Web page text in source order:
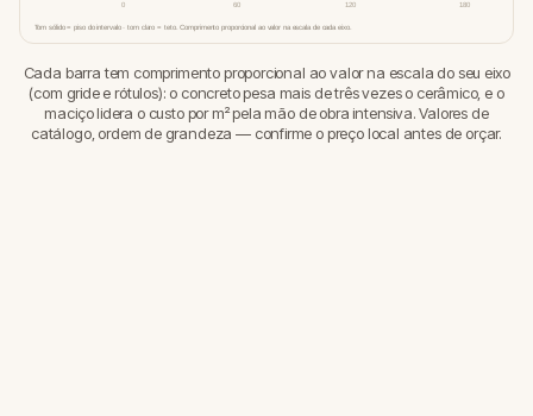
0 60 120 180
Tom sólido = piso do intervalo · tom claro = teto. Comprimento proporcional ao valor na escala de cada eixo.
Cada barra tem comprimento proporcional ao valor na escala do seu eixo
(com gride e rótulos): o concreto pesa mais de três vezes o cerâmico, e o
maciço lidera o custo por m² pela mão de obra intensiva. Valores de
catálogo, ordem de grandeza — confirme o preço local antes de orçar.